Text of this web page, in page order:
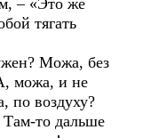
– «Это же
тягать
Можа, без
можа, и не
по воздуху?
то дальше